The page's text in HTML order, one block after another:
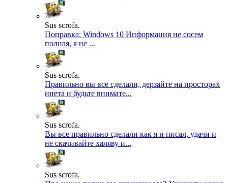
Sus scrofa.
Поправка: Windows 10 Информация не сосем
полная, я не ...
Sus scrofa.
Правильно вы все сделали, дерзайте на просторах
инета и будьте внимате...
Sus scrofa.
Вы все правильно сделали как я и писал, удачи и
не скачивайте халяву и...
Sus scrofa.